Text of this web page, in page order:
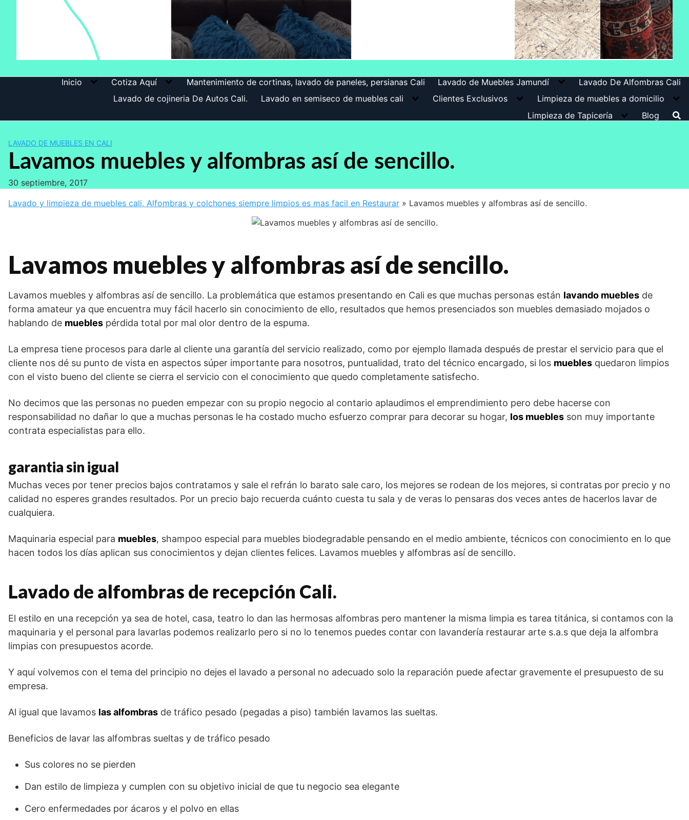
Inicio Cotiza Aquí Mantenimiento de cortinas, lavado de paneles, persianas Cali Lavado de Muebles Jamundí
Lavado De Alfombras Cali
Lavado de cojineria De Autos Cali.
Lavado en semiseco de muebles cali Clientes Exclusivos
Limpieza de muebles a domicilio
Limpieza de Tapicería
Blog
LAVADO DE MUEBLES EN CALI
Lavamos muebles y alfombras así de sencillo.
30 septiembre, 2017
Lavado y limpieza de muebles cali, Alfombras y colchones siempre limpios es mas facil en Restaurar » Lavamos muebles y alfombras así de sencillo.
Lavamos muebles y alfombras así de sencillo.
Lavamos muebles y alfombras así de sencillo. La problemática que estamos presentando en Cali es que muchas personas están lavando muebles de
forma amateur ya que encuentra muy fácil hacerlo sin conocimiento de ello, resultados que hemos presenciados son muebles demasiado mojados o
hablando de muebles pérdida total por mal olor dentro de la espuma.
La empresa tiene procesos para darle al cliente una garantía del servicio realizado, como por ejemplo llamada después de prestar el servicio para que el
cliente nos dé su punto de vista en aspectos súper importante para nosotros, puntualidad, trato del técnico encargado, si los muebles quedaron limpios
con el visto bueno del cliente se cierra el servicio con el conocimiento que quedo completamente satisfecho.
No decimos que las personas no pueden empezar con su propio negocio al contario aplaudimos el emprendimiento pero debe hacerse con
responsabilidad no dañar lo que a muchas personas le ha costado mucho esfuerzo comprar para decorar su hogar, los muebles son muy importante
contrata especialistas para ello.
garantia sin igual
Muchas veces por tener precios bajos contratamos y sale el refrán lo barato sale caro, los mejores se rodean de los mejores, si contratas por precio y no
calidad no esperes grandes resultados. Por un precio bajo recuerda cuánto cuesta tu sala y de veras lo pensaras dos veces antes de hacerlos lavar de
cualquiera.
Maquinaria especial para muebles, shampoo especial para muebles biodegradable pensando en el medio ambiente, técnicos con conocimiento en lo que
hacen todos los días aplican sus conocimientos y dejan clientes felices. Lavamos muebles y alfombras así de sencillo.
Lavado de alfombras de recepción Cali.
El estilo en una recepción ya sea de hotel, casa, teatro lo dan las hermosas alfombras pero mantener la misma limpia es tarea titánica, si contamos con la
maquinaria y el personal para lavarlas podemos realizarlo pero si no lo tenemos puedes contar con lavandería restaurar arte s.a.s que deja la alfombra
limpias con presupuestos acorde.
Y aquí volvemos con el tema del principio no dejes el lavado a personal no adecuado solo la reparación puede afectar gravemente el presupuesto de su
empresa.
Al igual que lavamos las alfombras de tráfico pesado (pegadas a piso) también lavamos las sueltas.
Beneficios de lavar las alfombras sueltas y de tráfico pesado
Sus colores no se pierden
Dan estilo de limpieza y cumplen con su objetivo inicial de que tu negocio sea elegante
Cero enfermedades por ácaros y el polvo en ellas